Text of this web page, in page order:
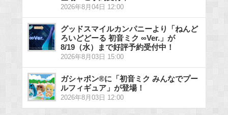
2026年8月04日 12:00
グッドスマイルカンパニーより「ねんど
ろいどどーる 初音ミク ∞Ver.」が
8/19（水）まで好評予約受付中！
2026年8月03日 15:00
ガシャポン®に「初音ミク みんなでプー
ルフィギュア」が登場！
2026年8月03日 12:00